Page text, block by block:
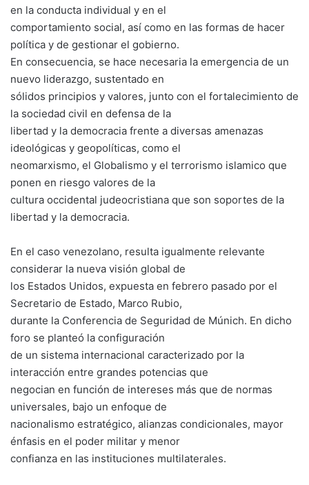
en la conducta individual y en el
comportamiento social, así como en las formas de hacer
política y de gestionar el gobierno.
En consecuencia, se hace necesaria la emergencia de un
nuevo liderazgo, sustentado en
sólidos principios y valores, junto con el fortalecimiento de
la sociedad civil en defensa de la
libertad y la democracia frente a diversas amenazas
ideológicas y geopolíticas, como el
neomarxismo, el Globalismo y el terrorismo islamico que
ponen en riesgo valores de la
cultura occidental judeocristiana que son soportes de la
libertad y la democracia.
En el caso venezolano, resulta igualmente relevante
considerar la nueva visión global de
los Estados Unidos, expuesta en febrero pasado por el
Secretario de Estado, Marco Rubio,
durante la Conferencia de Seguridad de Múnich. En dicho
foro se planteó la configuración
de un sistema internacional caracterizado por la
interacción entre grandes potencias que
negocian en función de intereses más que de normas
universales, bajo un enfoque de
nacionalismo estratégico, alianzas condicionales, mayor
énfasis en el poder militar y menor
confianza en las instituciones multilaterales.